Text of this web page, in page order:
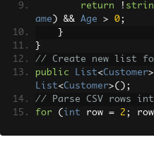
return
!
ame ) && Age > 0;
}
}
// Create new list
public
List<Customer>
List<Customer>();
// Parse CSV rows
for
( int row = 2 ;